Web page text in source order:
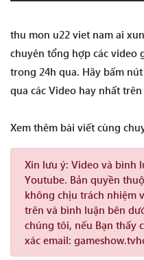
thu mon u22 viet nam ai
chuyên tổng hợp các video
trong 24h qua. Hãy bấm
qua các Video hay nhất
Xem thêm bài viết cùng
Xin lưu ý: Video và bình
Youtube. Bản quyền
không chịu trách nhiệm
trên và bình luận bên
chúng tôi, nếu Bạn thấy
xác email: